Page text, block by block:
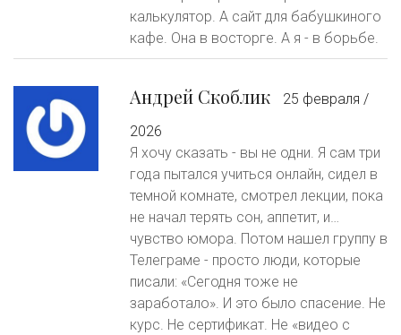
калькулятор. А сайт для бабушкиного
кафе. Она в восторге. А я - в борьбе.
Андрей Скоблик
25 февраля /
2026
Я хочу сказать - вы не одни. Я сам три
года пытался учиться онлайн, сидел в
темной комнате, смотрел лекции, пока
не начал терять сон, аппетит, и…
чувство юмора. Потом нашел группу в
Телеграме - просто люди, которые
писали: «Сегодня тоже не
заработало». И это было спасение. Не
курс. Не сертификат. Не «видео с